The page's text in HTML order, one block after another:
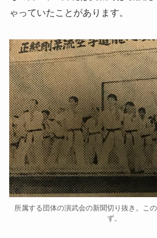
ゃっていたことがあります。
所属する団体の演武会の新聞切り抜き。こ
ず。